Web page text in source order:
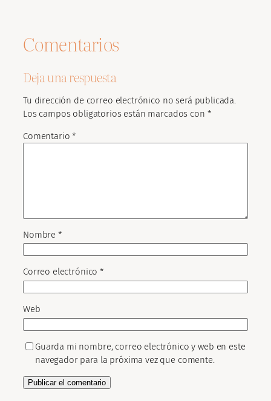
Comentarios
Deja una respuesta
Tu dirección de correo electrónico no será publicada.
Los campos obligatorios están marcados con *
Comentario*
Nombre *
Correo electrónico*
Web
Guarda mi nombre, correo electrónico y web en este
navegador para la próxima vez que comente.